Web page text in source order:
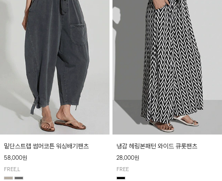
밑단스트랩 썸머코튼 워싱배기팬츠
58,000원
FREE,L
냉감 헤링본패턴 와이드 큐롯팬츠
28,000원
FREE